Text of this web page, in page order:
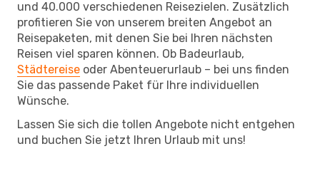
und 40.000 verschiedenen Reisezielen. Zusätzlich
profitieren Sie von unserem breiten Angebot an
Reisepaketen, mit denen Sie bei Ihren nächsten
Reisen viel sparen können. Ob Badeurlaub,
Städtereise oder Abenteuerurlaub – bei uns finden
Sie das passende Paket für Ihre individuellen
Wünsche.
Lassen Sie sich die tollen Angebote nicht entgehen
und buchen Sie jetzt Ihren Urlaub mit uns!